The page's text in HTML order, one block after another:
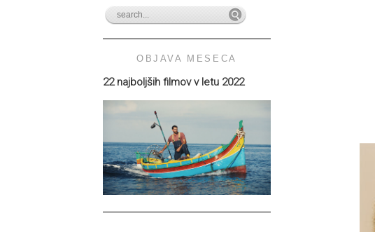
OBJAVA MESECA
22 najboljših filmov v letu 2022